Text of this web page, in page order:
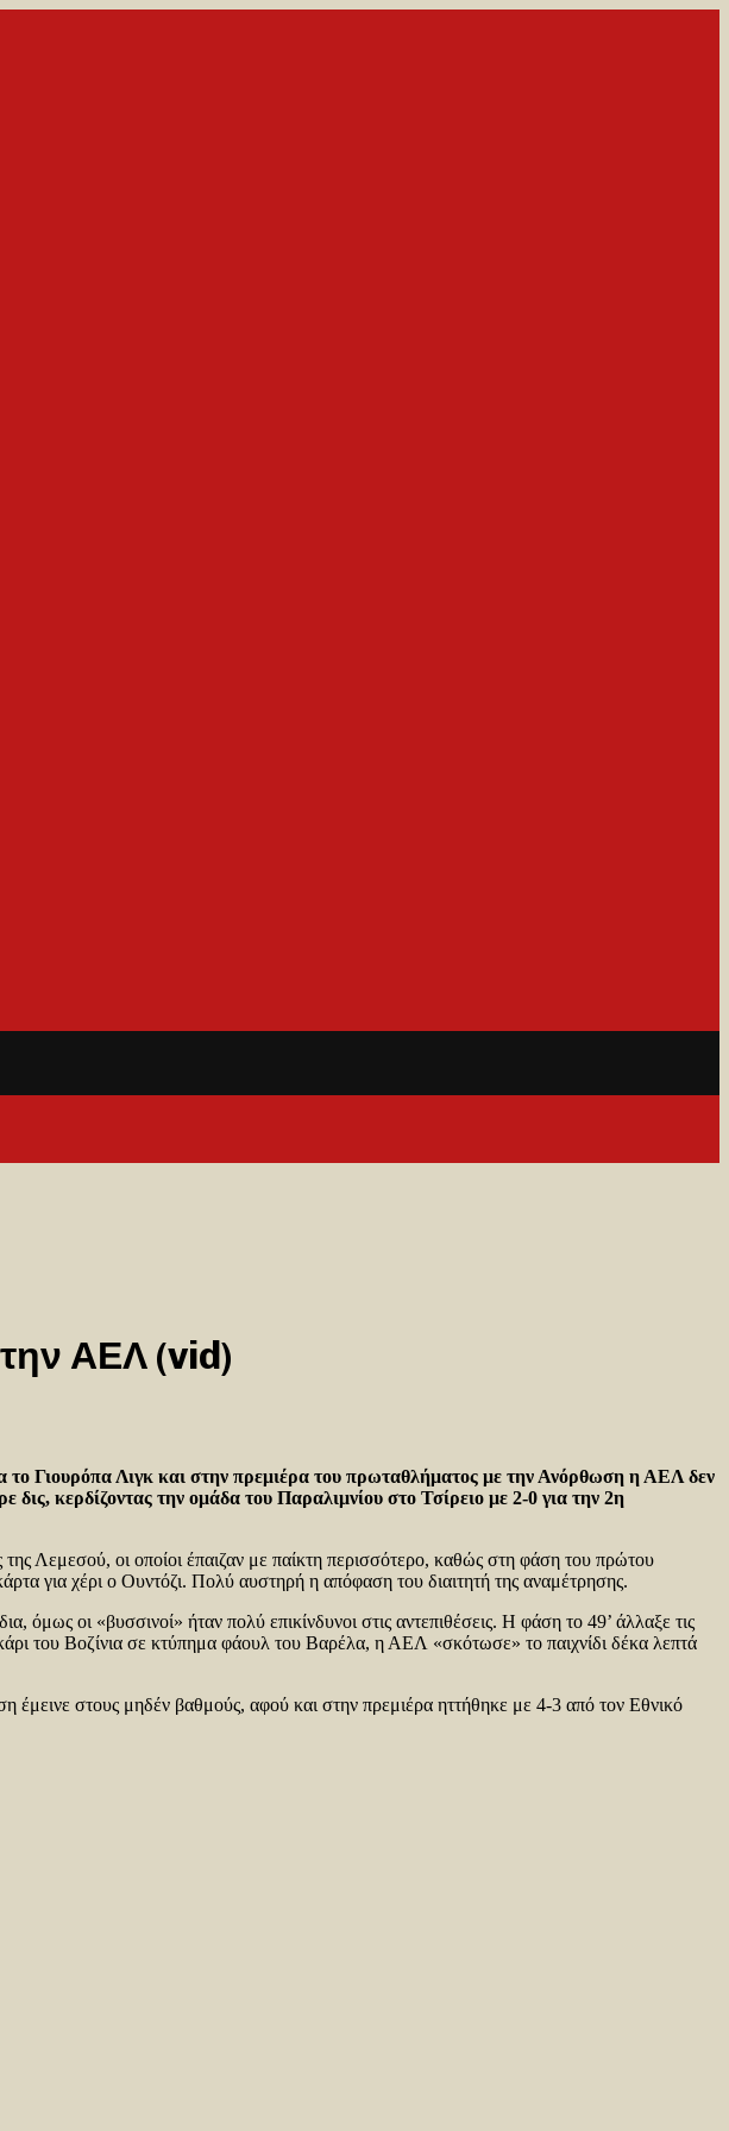
ΑΕΛ (vid)
το Γιουρόπα Λιγκ και στην πρεμιέρα του πρωταθλήματος με την Ανόρθωση η ΑΕΛ δεν
κερδίζοντας την ομάδα του Παραλιμνίου στο Τσίρειο με 2-0 για την 2η
Λεμεσού, οι οποίοι έπαιζαν με παίκτη περισσότερο, καθώς στη φάση του πρώτου
για χέρι ο Ουντόζι. Πολύ αυστηρή η απόφαση του διαιτητή της αναμέτρησης.
οι «βυσσινοί» ήταν πολύ επικίνδυνοι στις αντεπιθέσεις. Η φάση το 49’ άλλαξε τις
του Βοζίνια σε κτύπημα φάουλ του Βαρέλα, η ΑΕΛ «σκότωσε» το παιχνίδι δέκα λεπτά
στους μηδέν βαθμούς, αφού και στην πρεμιέρα ηττήθηκε με 4-3 από τον Εθνικό